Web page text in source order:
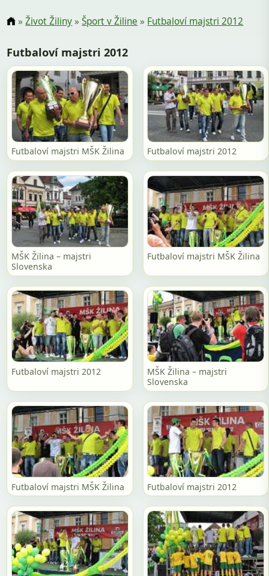
»Život Žiliny»Šport v Žiline » Futbaloví majstri 2012
Futbaloví majstri 2012
Futbaloví majstri MŠK Žilina Futbaloví majstri 2012
MŠK Žilina – majstri
Slovenska
Futbaloví majstri MŠK Žilina
Futbaloví majstri 2012
MŠK Žilina – majstri
Slovenska
Futbaloví majstri MŠK Žilina Futbaloví majstri 2012